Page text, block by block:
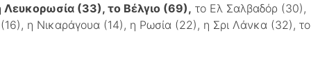
Λευκορωσία (33), το Βέλγιο (69), το Ελ Σαλβαδόρ (30),
η Νικαράγουα (14), η Ρωσία (22), η Σρι Λάνκα (32), το